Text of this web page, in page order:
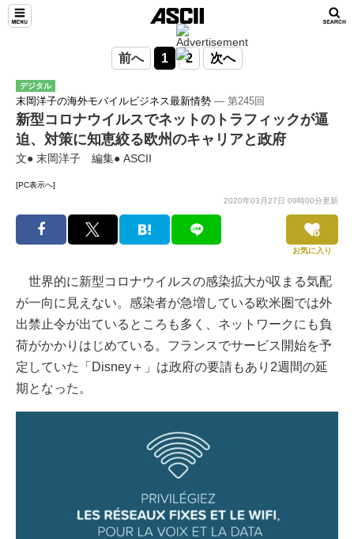
前へ 1 2 次へ
デジタル
末岡洋子の海外モバイルビジネス最新情勢 ― 第245回
新型コロナウイルスでネットのトラフィックが逼
迫、対策に知恵絞る欧州のキャリアと政府
文● 末岡洋子 編集● ASCII
[PC表示へ]
2020年03月27日 09時00分更新
お気に入り
世界的に新型コロナウイルスの感染拡大が収まる気配
が一向に見えない。感染者が急増している欧米圏では外
出禁止令が出ているところも多く、ネットワークにも負
荷がかかりはじめている。フランスでサービス開始を予
定していた「Disney＋」は政府の要請もあり2週間の延
期となった。